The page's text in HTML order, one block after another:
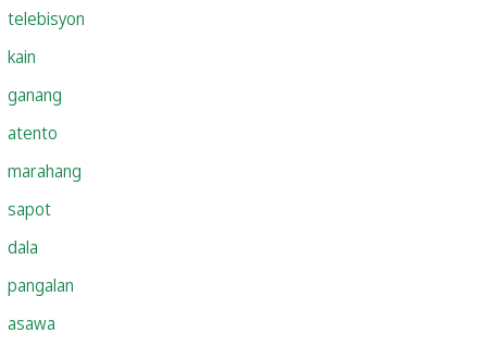
telebisyon
kain
ganang
atento
marahang
sapot
dala
pangalan
asawa